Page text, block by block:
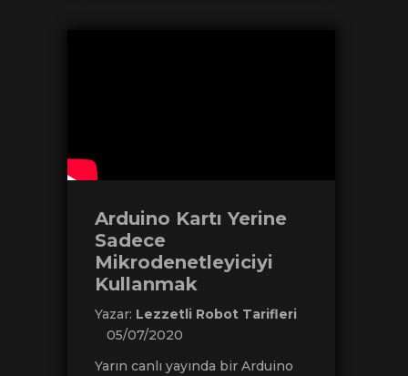
Arduino Kartı Yerine
Sadece
Mikrodenetleyiciyi
Kullanmak
Yazar: Lezzetli Robot Tarifleri
05/07/2020
Yarın canlı yayında bir Arduino